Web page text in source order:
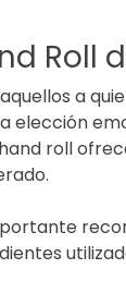
Roll
a
elección
roll